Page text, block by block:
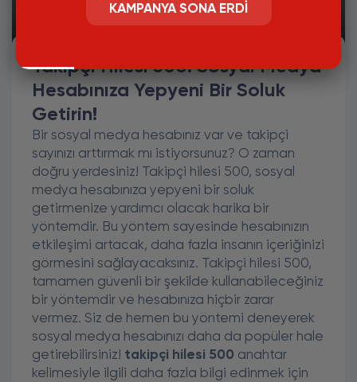
Takipçi Hilesi 500
Takipçi Hilesi 500: Sosyal Medya
Hesabınıza Yepyeni Bir Soluk
Getirin!
Bir sosyal medya hesabınız var ve takipçi
sayınızı arttırmak mı istiyorsunuz? O zaman
doğru yerdesiniz! Takipçi hilesi 500, sosyal
medya hesabınıza yepyeni bir soluk
getirmenize yardımcı olacak harika bir
yöntemdir. Bu yöntem sayesinde hesabınızın
etkileşimi artacak, daha fazla insanın içeriğinizi
görmesini sağlayacaksınız. Takipçi hilesi 500,
tamamen güvenli bir şekilde kullanabileceğiniz
bir yöntemdir ve hesabınıza hiçbir zarar
vermez. Siz de hemen bu yöntemi deneyerek
sosyal medya hesabınızı daha da popüler hale
getirebilirsiniz! takipçi hilesi 500 anahtar
kelimesiyle ilgili daha fazla bilgi edinmek için
KAMPANYA SONA ERDI